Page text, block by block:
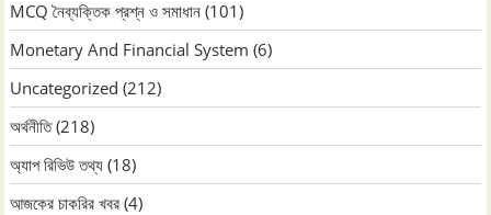
MCQ নৈব্যক্তিক প্রশ্ন ও সমাধান (101)
Monetary And Financial System (6)
Uncategorized (212)
অর্থনীতি(218)
অ্যাপ রিভিউ তথ্য (18)
আজকের চাকরির খবর (4)